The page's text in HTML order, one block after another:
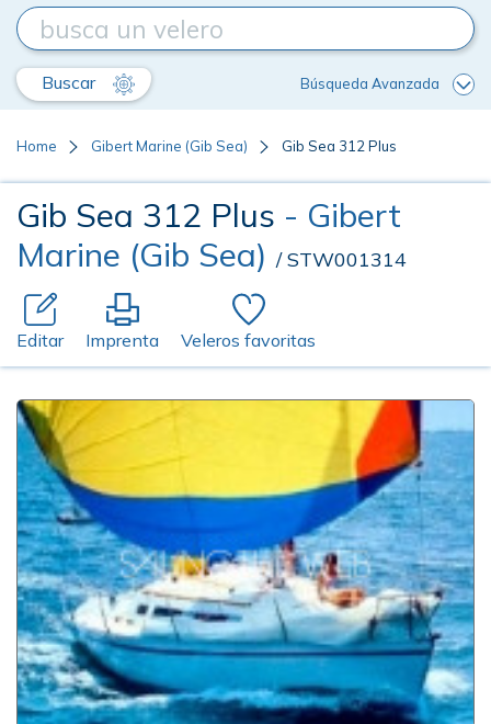
Buscar Búsqueda Avanzada
Home Gibert Marine (Gib Sea) Gib Sea 312 Plus
Gib Sea 312 Plus - Gibert
Marine (Gib Sea) / STW001314
Editar Imprenta Veleros favoritas